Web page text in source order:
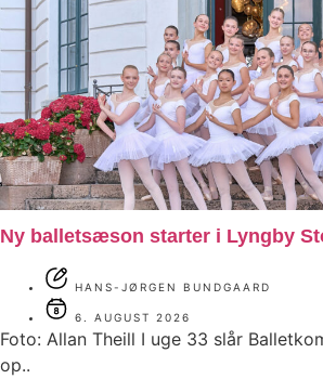
Ny balletsæson starter i Lyngby
HANS-JØRGEN BUNDGAARD
6. AUGUST 2026
Foto: Allan Theill I uge 33 slår
op..